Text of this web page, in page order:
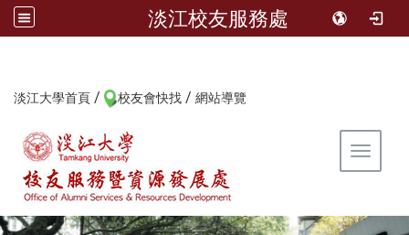
淡江校友服務處
淡江大學首頁 / 校友會快找 / 網站導覽
Toggle